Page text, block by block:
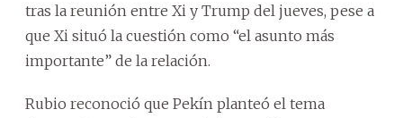
tras la reunión entre Xi y Trump del jueves, pese a
que Xi situó la cuestión como “el asunto más
importante” de la relación.
Rubio reconoció que Pekín planteó el tema